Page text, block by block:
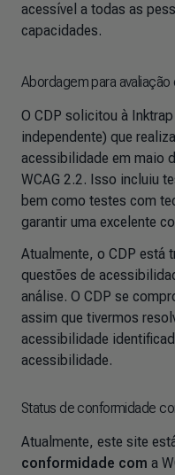
acessível a todas as
capacidades.
Abordagem para
O CDP solicitou à
independente) que
acessibilidade em maio
WCAG 2.2. Isso incluiu
bem como testes com
garantir uma excelente
Atualmente, o CDP está
questões de
análise. O CDP se
assim que tivermos
acessibilidade
acessibilidade.
Status de conformidade
Atualmente, este site
conformidade com a